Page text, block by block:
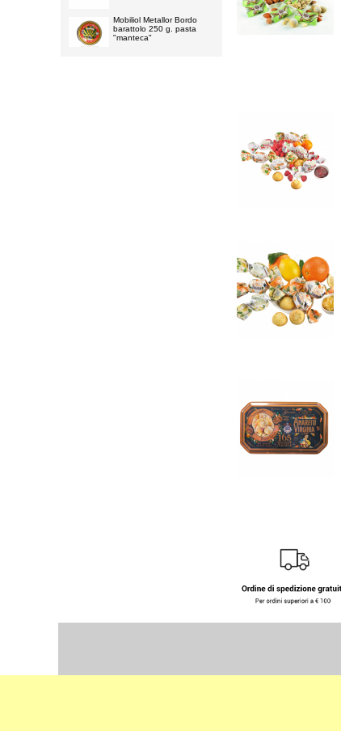
Mobiliol Metallor Bordo
barattolo 250 g. pasta
"manteca"